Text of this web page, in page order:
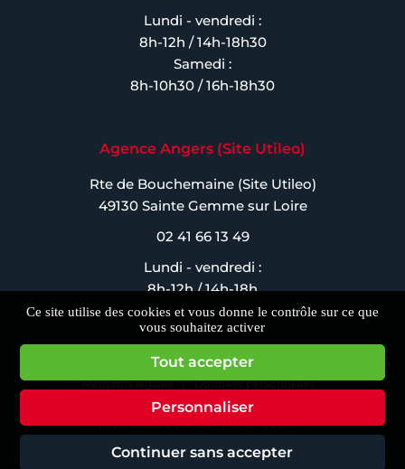
Lundi - vendredi :
8h-12h / 14h-18h30
Samedi :
8h-10h30 / 16h-18h30
Agence Angers (Site Utileo)
Rte de Bouchemaine (Site Utileo)
49130 Sainte Gemme sur Loire
02 41 66 13 49
Lundi - vendredi :
8h-12h / 14h-18h
Mentions légales
Données personnelles
Devis Comptoir
Véhicules à vendre
Plan du site
© Copyright2026. Tous droits réservés - AALD
Ce site utilise des cookies et vous donne le contrôle sur ce que
vous souhaitez activer
Tout accepter
Personnaliser
Continuer sans accepter